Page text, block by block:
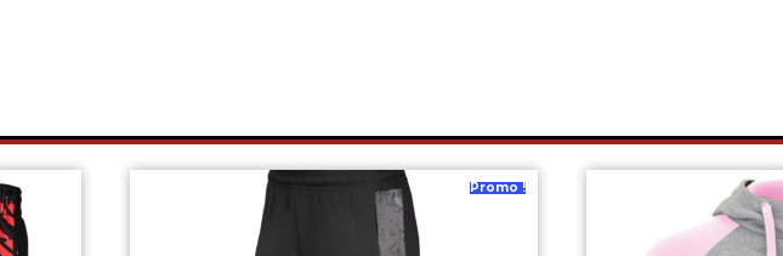
Promo !